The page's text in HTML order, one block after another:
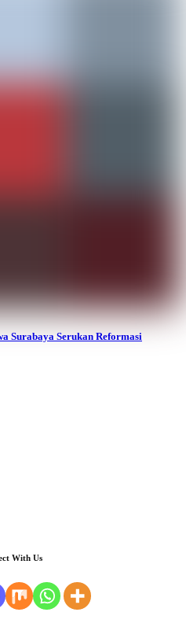
Surabaya Serukan Reformasi
With Us